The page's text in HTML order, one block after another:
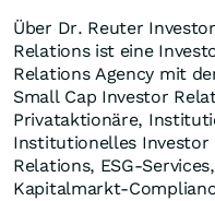
Über Dr. Reuter
Relations ist eine
Relations Agency mit
Small Cap Investor
Privataktionäre,
Institutionelles Investor
Relations, ESG-
Kapitalmarkt-